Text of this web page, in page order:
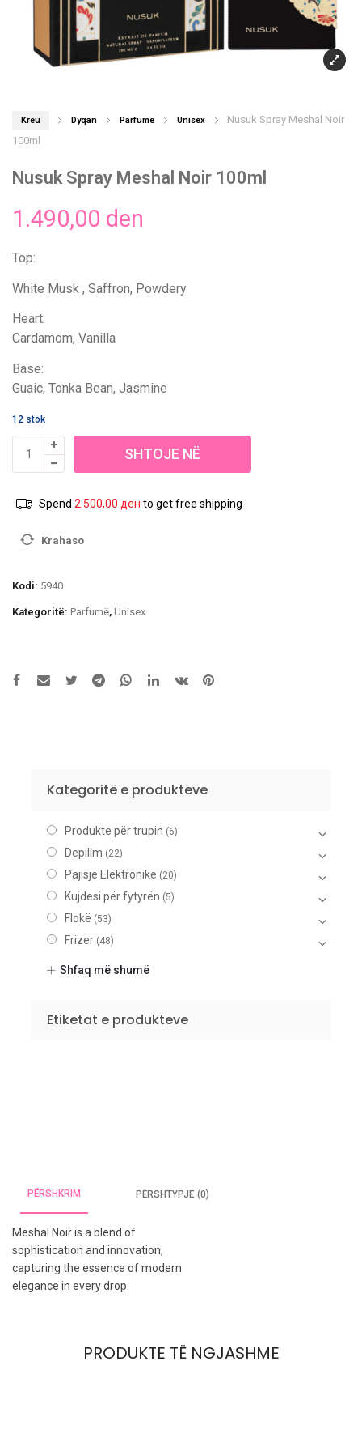
Kreu Dyqan Parfumë Unisex
Nusuk Spray Meshal Noir
100ml
Nusuk Spray Meshal Noir 100ml
1.490,00 den
Top:
White Musk , Saffron, Powdery
Heart:
Cardamom, Vanilla
Base:
Guaic, Tonka Bean, Jasmine
12 stok
Nusuk
Meshal
Noir
100ml
SHTOJE NË
Spend 2.500,00 ден to get free shipping
Krahaso
Kodi: 5940
Kategoritë: Parfumë, Unisex
Kategoritë e produkteve
Produkte për trupin (6)
Depilim (22)
Pajisje Elektronike (20)
Kujdesi për fytyrën (5)
Flokë (53)
Frizer (48)
Pas rruajtje (10)
Shfaq më shumë
Etiketat e produkteve
PËRSHKRIM PËRSHTYPJE (0)
Meshal Noir is a blend of
sophistication and innovation,
capturing the essence of modern
elegance in every drop.
PRODUKTE TË NGJASHME